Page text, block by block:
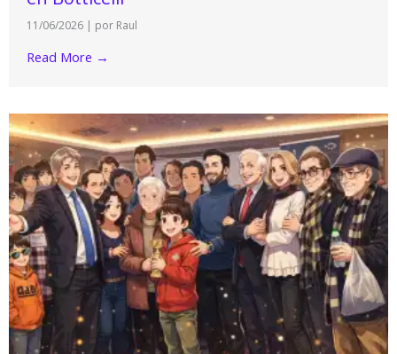
11/06/2026 | por Raul
Read More →